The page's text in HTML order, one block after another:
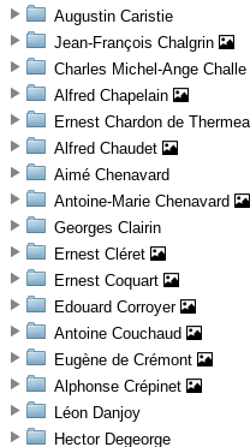
Augustin Caristie
Jean-François Chalgrin
Charles Michel-Ange Challe
Alfred Chapelain
Ernest Chardon de
Alfred Chaudet
Aimé Chenavard
Antoine-Marie Chenavard
Georges Clairin
Ernest Cléret
Ernest Coquart
Edouard Corroyer
Antoine Couchaud
Eugène de Crémont
Alphonse Crépinet
Léon Danjoy
Hector Degeorge